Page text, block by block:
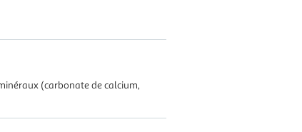
minéraux (carbonate de calcium,